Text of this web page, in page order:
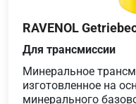
RAVENOL
Для трансмиссии
Минеральное
изготовленное на
минерального